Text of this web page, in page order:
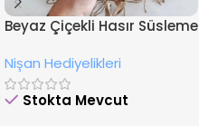
Beyaz Çiçekli Hasır Süsleme
Magnet
Nişan Hediyelikleri
Stokta Mevcut